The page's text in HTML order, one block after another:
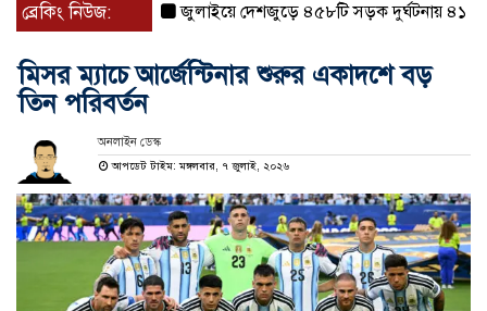
ব্রেকিং নিউজ: জুলাইয়ে দেশজুড়ে ৪৫৮টি সড়ক দুর্ঘটনায় ৪১৬ জন
মিসর ম্যাচে আর্জেন্টিনার শুরুর একাদশে বড়
তিন পরিবর্তন
অনলাইন ডেস্ক
আপডেট টাইম: মঙ্গলবার, ৭ জুলাই, ২০২৬